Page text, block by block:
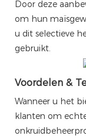
Door deze
om hun
u dit selectieve
gebruikt.
Voordelen &
Wanneer u het
​​klanten om